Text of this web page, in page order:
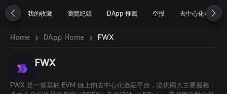
简体中文
繁體中文
Bahasa Indonesia
ภาษาไทย
Español
我的收藏 瀏覽紀錄 DApp 推薦 空投 去中心化金融
Home › DApp Home › FWX
FWX
FWX 是一個基於 EVM 鏈上的去中心化金融平台，提供兩大主要服務：